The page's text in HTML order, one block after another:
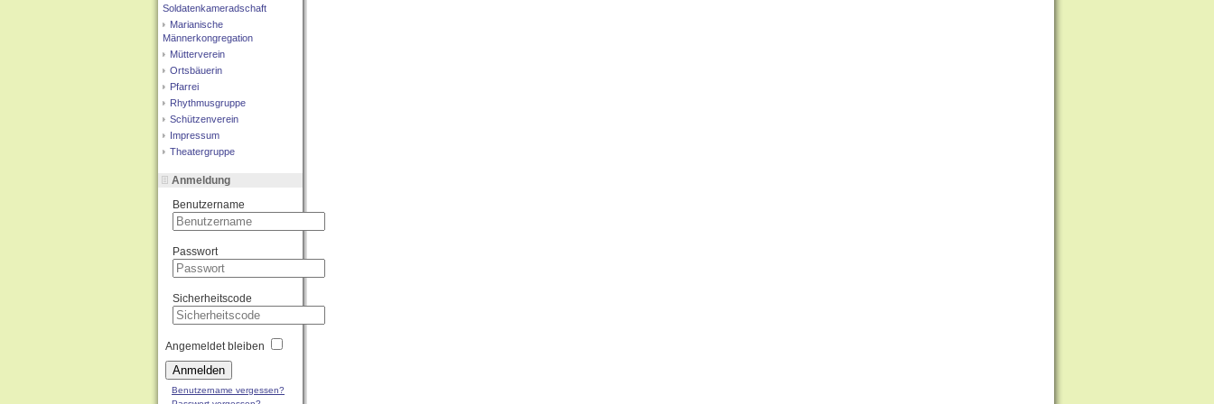
Soldatenkameradschaft
Marianische
Männerkongregation
Mütterverein
Ortsbäuerin
Pfarrei
Rhythmusgruppe
Schützenverein
Impressum
Theatergruppe
Anmeldung
Benutzername
Passwort
Sicherheitscode
Angemeldet bleiben
Anmelden
Benutzername vergessen?